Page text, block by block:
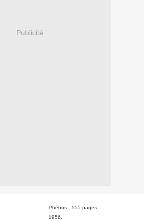
Publicité
Phébus ; 155 pages.
1956.